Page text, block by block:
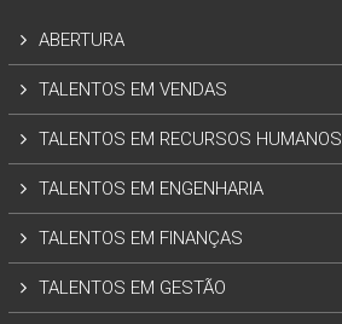
ABERTURA
TALENTOS EM VENDAS
TALENTOS EM RECURSOS HUMANOS
TALENTOS EM ENGENHARIA
TALENTOS EM FINANÇAS
TALENTOS EM GESTÃO